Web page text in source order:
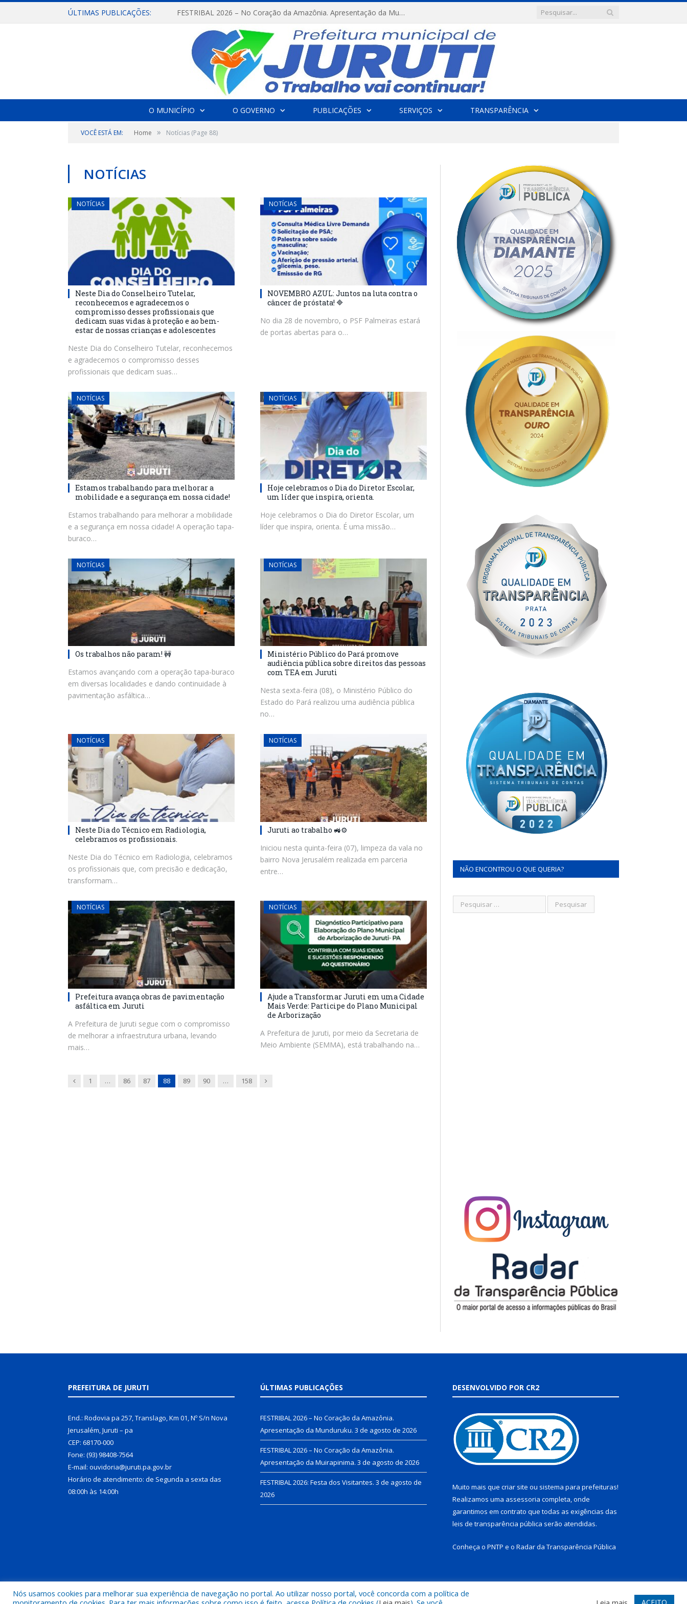
ÚLTIMAS PUBLICAÇÕES: FESTRIBAL 2026 – No Coração da Amazônia. Apresentação da Munduruku.
O MUNICÍPIO O GOVERNO PUBLICAÇÕES SERVIÇOS TRANSPARÊNCIA
VOCÊ ESTÁ EM: Home » Notícias (Page 88)
NOTÍCIAS
NOTÍCIAS
Neste Dia do Conselheiro Tutelar,
reconhecemos e agradecemos o
compromisso desses profissionais que
dedicam suas vidas à proteção e ao bem-
estar de nossas crianças e adolescentes
Neste Dia do Conselheiro Tutelar, reconhecemos
e agradecemos o compromisso desses
profissionais que dedicam suas…
NOTÍCIAS
NOVEMBRO AZUL: Juntos na luta contra o
câncer de próstata! 🔷
No dia 28 de novembro, o PSF Palmeiras estará
de portas abertas para o…
NOTÍCIAS
Estamos trabalhando para melhorar a
mobilidade e a segurança em nossa cidade!
Estamos trabalhando para melhorar a mobilidade
e a segurança em nossa cidade! A operação tapa-
buraco…
NOTÍCIAS
Hoje celebramos o Dia do Diretor Escolar,
um líder que inspira, orienta.
Hoje celebramos o Dia do Diretor Escolar, um
líder que inspira, orienta. É uma missão…
NOTÍCIAS
Os trabalhos não param! 🚧
Estamos avançando com a operação tapa-buraco
em diversas localidades e dando continuidade à
pavimentação asfáltica…
NOTÍCIAS
Ministério Público do Pará promove
audiência pública sobre direitos das pessoas
com TEA em Juruti
Nesta sexta-feira (08), o Ministério Público do
Estado do Pará realizou uma audiência pública
no…
NOTÍCIAS
Neste Dia do Técnico em Radiologia,
celebramos os profissionais.
Neste Dia do Técnico em Radiologia, celebramos
os profissionais que, com precisão e dedicação,
transformam…
NOTÍCIAS
Juruti ao trabalho 🚜⚙️
Iniciou nesta quinta-feira (07), limpeza da vala no
bairro Nova Jerusalém realizada em parceria
entre…
NOTÍCIAS
Prefeitura avança obras de pavimentação
asfáltica em Juruti
A Prefeitura de Juruti segue com o compromisso
de melhorar a infraestrutura urbana, levando
mais…
NOTÍCIAS
Ajude a Transformar Juruti em uma Cidade
Mais Verde: Participe do Plano Municipal
de Arborização
A Prefeitura de Juruti, por meio da Secretaria de
Meio Ambiente (SEMMA), está trabalhando na…
Previous
1 … 86 87 88 89 90 … 158 Next
NÃO ENCONTROU O QUE QUERIA?
PREFEITURA DE JURUTI
End.: Rodovia pa 257, Translago, Km 01, Nº S/n Nova
Jerusalém, Juruti – pa
CEP: 68170-000
Fone: (93) 98408-7564
E-mail: ouvidoria@juruti.pa.gov.br
Horário de atendimento: de Segunda a sexta das
08:00h às 14:00h
ÚLTIMAS PUBLICAÇÕES
FESTRIBAL 2026 – No Coração da Amazônia.
Apresentação da Munduruku. 3 de agosto de 2026
FESTRIBAL 2026 – No Coração da Amazônia.
Apresentação da Muirapinima. 3 de agosto de 2026
FESTRIBAL 2026: Festa dos Visitantes. 3 de agosto de
2026
DESENVOLVIDO POR CR2
Muito mais que criar site ou sistema para prefeituras!
Realizamos uma assessoria completa, onde
garantimos em contrato que todas as exigências das
leis de transparência pública serão atendidas.
Conheça o PNTP e o Radar da Transparência Pública
Todos os direitos reservados a Prefeitura Municipal de Juruti. Mapa do Site Acessar Webmail
Nós usamos cookies para melhorar sua experiência de navegação no portal. Ao utilizar nosso portal, você concorda com a política de
ACEITO